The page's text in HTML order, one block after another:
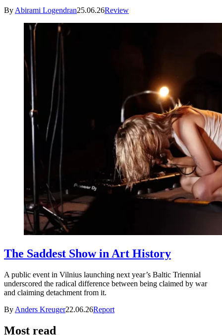
By Abirami Logendran25.06.26Review
The Saddest Show in Art History
A public event in Vilnius launching next year’s Baltic Triennial
underscored the radical difference between being claimed by war
and claiming detachment from it.
By Anders Kreuger22.06.26Report
Most read